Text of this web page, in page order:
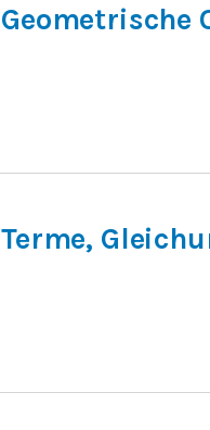
Geometrische
Terme,